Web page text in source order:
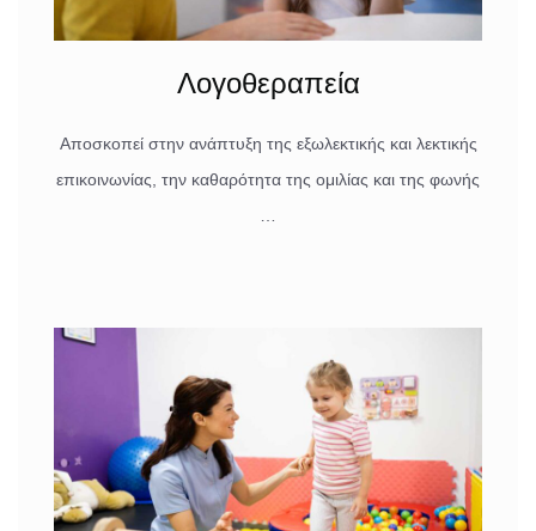
Λογοθεραπεία
Αποσκοπεί στην ανάπτυξη της εξωλεκτικής και λεκτικής
επικοινωνίας, την καθαρότητα της ομιλίας και της φωνής